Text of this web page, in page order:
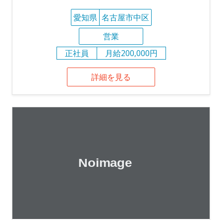
愛知県 名古屋市中区
営業
正社員
月給200,000円
詳細を見る